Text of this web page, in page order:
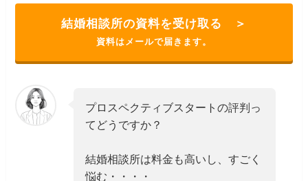
結婚相談所の資料を受け取る ＞
資料はメールで届きます。
プロスペクティブスタートの評判っ
てどうですか？
結婚相談所は料金も高いし、すごく
悩む・・・・